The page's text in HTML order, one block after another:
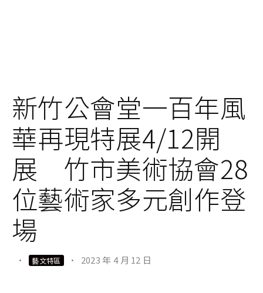
新竹公會堂一百年風
華再現特展4/12開
展 竹市美術協會28
位藝術家多元創作登
場
· 藝文特區 · 2023 年 4 月 12 日